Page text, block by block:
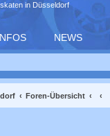
in Düsseldorf
NEWS
Foren-Übersicht